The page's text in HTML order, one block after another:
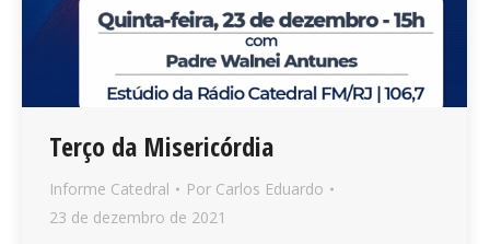
Terço da Misericórdia
Informe Catedral Por Carlos Eduardo
23 de dezembro de 2021